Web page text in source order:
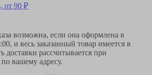
от 90 ₽
возможна, если она оформлена в
, и весь заказанный товар имеется в
доставки рассчитывается при
вашему адресу.